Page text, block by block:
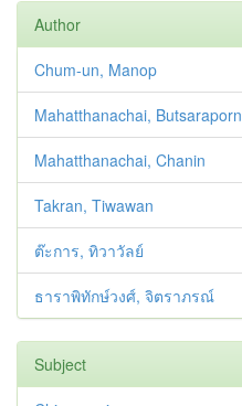
Author
Chum-un, Manop
Mahatthanachai, Butsaraporn
Mahatthanachai, Chanin
Takran, Tiwawan
ต๊ะการ, ทิวาวัลย์
ธาราพิทักษ์วงศ์, จิตราภรณ์
Subject